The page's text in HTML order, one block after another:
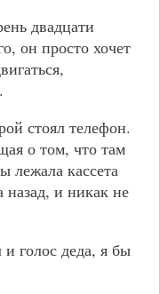
двадцати
он просто хочет
стоял телефон.
о том, что там
лежала кассета
назад, и никак не
голос деда, я бы